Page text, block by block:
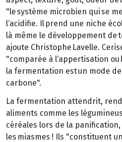
"le système microbien qui se
l‘acidifie. Il prend une niche
là même le développement de
ajoute Christophe Lavelle.
"comparée à l‘appertisation
la fermentation est un mode
carbone".
La fermentation attendrit,
aliments comme les
céréales lors de la
les miasmes ! Ils "constituent